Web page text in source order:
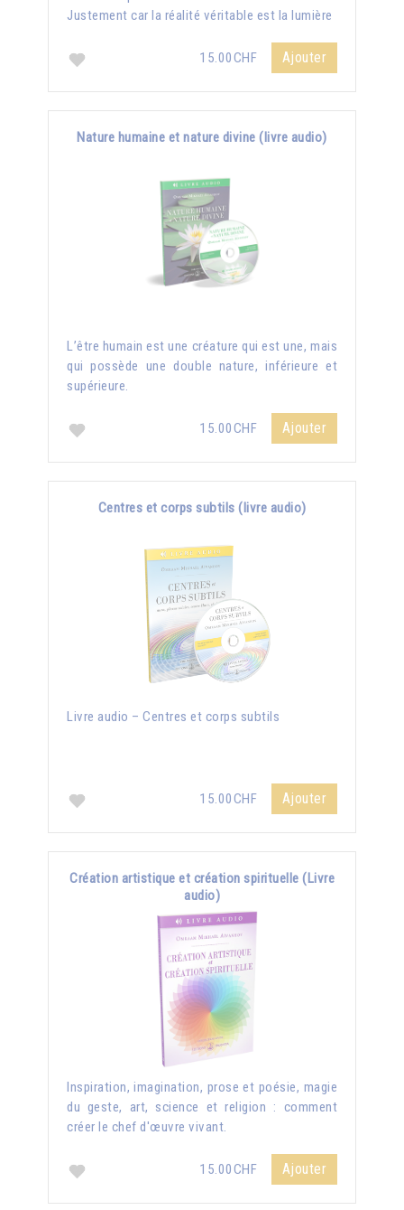
Justement car la réalité véritable est la lumière
15.00CHF Ajouter
Nature humaine et nature divine (livre audio)
L’être humain est une créature qui est une, mais
qui possède une double nature, inférieure et
supérieure.
15.00CHF Ajouter
Centres et corps subtils (livre audio)
Livre audio – Centres et corps subtils
15.00CHF Ajouter
Création artistique et création spirituelle (Livre
audio)
Inspiration, imagination, prose et poésie, magie
du geste, art, science et religion : comment
créer le chef d'œuvre vivant.
15.00CHF Ajouter